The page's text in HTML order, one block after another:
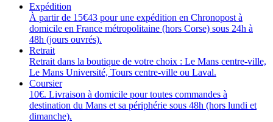
Expédition
À partir de 15€43 pour une expédition en Chronopost à
domicile en France métropolitaine (hors Corse) sous 24h à
48h (jours ouvrés).
Retrait
Retrait dans la boutique de votre choix : Le Mans centre-ville,
Le Mans Université, Tours centre-ville ou Laval.
Coursier
10€. Livraison à domicile pour toutes commandes à
destination du Mans et sa périphérie sous 48h (hors lundi et
dimanche).